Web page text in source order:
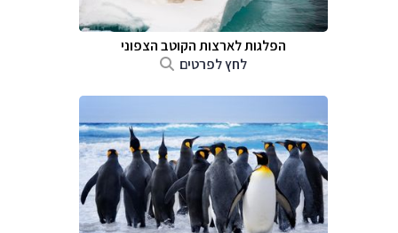
הפלגות לארצות הקוטב הצפוני
לחץ לפרטים